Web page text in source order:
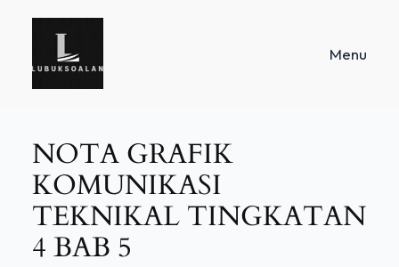
Menu
NOTA GRAFIK
KOMUNIKASI
TEKNIKAL TINGKATAN
4 BAB 5